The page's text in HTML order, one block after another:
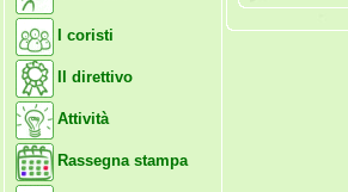
I coristi
Il direttivo
Attività
Rassegna stampa